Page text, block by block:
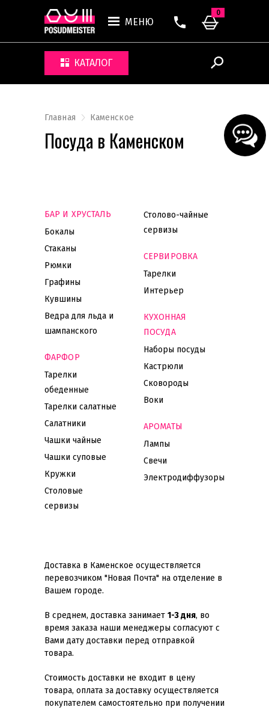
МЕНЮ
КАТАЛОГ
0
Главная Каменское
Посуда в Каменском
БАР И ХРУСТАЛЬ
Бокалы
Стаканы
Рюмки
Графины
Кувшины
Ведра для льда и
шампанского
ФАРФОР
Тарелки
обеденные
Тарелки салатные
Салатники
Чашки чайные
Чашки суповые
Кружки
Столовые
сервизы
Столово-чайные
сервизы
СЕРВИРОВКА
Тарелки
Интерьер
КУХОННАЯ
ПОСУДА
Наборы посуды
Кастрюли
Сковороды
Воки
АРОМАТЫ
Лампы
Свечи
Электродиффузоры
Доставка в Каменское осуществляется
перевозчиком "Новая Почта" на отделение в
Вашем городе.
В среднем, доставка занимает 1-3 дня, во
время заказа наши менеджеры согласуют с
Вами дату доставки перед отправкой
товара.
Стоимость доставки не входит в цену
товара, оплата за доставку осуществляется
покупателем самостоятельно при получении